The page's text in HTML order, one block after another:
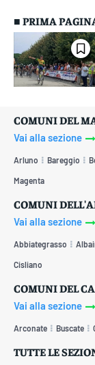
■ PRIMA
COMUNI DEL
Vai alla sezione
Arluno Bareggio
Magenta
COMUNI
Vai alla sezione
Abbiategrasso
Cisliano
COMUNI DEL
Vai alla sezione
Arconate Buscate
TUTTE LE